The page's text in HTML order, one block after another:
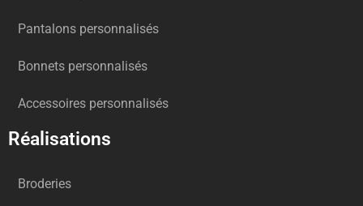
Pantalons personnalisés
Bonnets personnalisés
Accessoires personnalisés
Réalisations
Broderies